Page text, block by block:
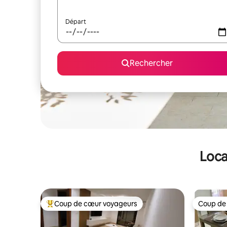
Départ
Rechercher
Coups de cœur voyageurs les plus appréciés
Coup de cœur voyageurs Coup
Coup